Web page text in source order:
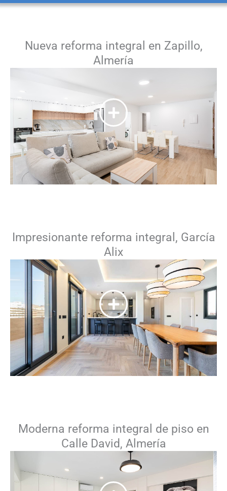
Nueva reforma integral en Zapillo,
Almería
Impresionante reforma integral, García
Alix
Moderna reforma integral de piso en
Calle David, Almería